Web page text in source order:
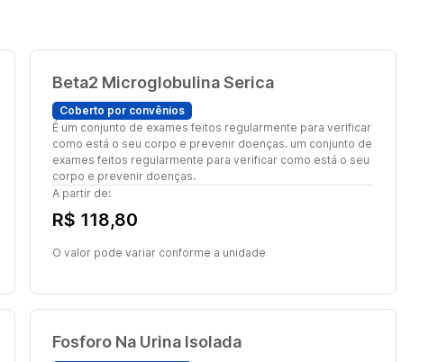
Beta2 Microglobulina Serica
Coberto por convênios
É um conjunto de exames feitos regularmente para verificar
como está o seu corpo e prevenir doenças. um conjunto de
exames feitos regularmente para verificar como está o seu
corpo e prevenir doenças.
A partir de:
R$ 118,80
O valor pode variar conforme a unidade
Fosforo Na Urina Isolada